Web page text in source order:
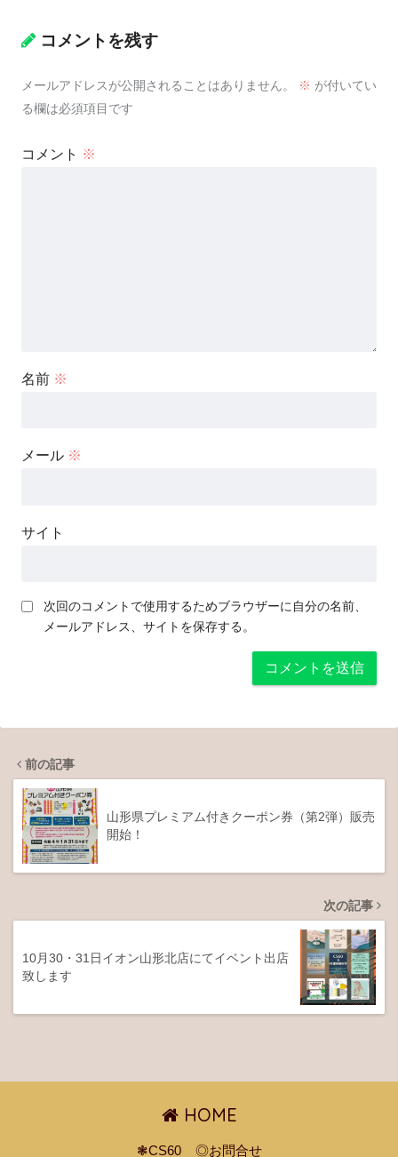
コメントを残す
メールアドレスが公開されることはありません。 ※ が付いてい
る欄は必須項目です
コメント ※
名前 ※
メール ※
サイト
次回のコメントで使用するためブラウザーに自分の名前、
メールアドレス、サイトを保存する。
前の記事
山形県プレミアム付きクーポン券（第2弾）販売
開始！
次の記事
10月30・31日イオン山形北店にてイベント出店
致します
HOME
❃CS60 ◎お問合せ